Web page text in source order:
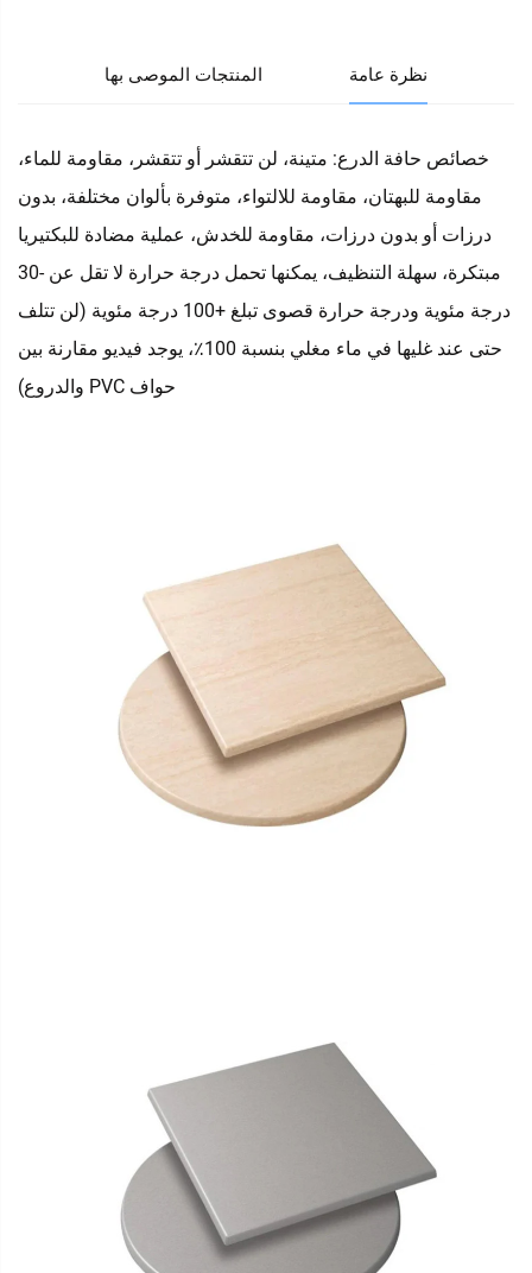
نظرة عامة المنتجات الموصى بها
خصائص حافة الدرع: متينة، لن تتقشر أو تتقشر، مقاومة للماء،
مقاومة للبهتان، مقاومة للالتواء، متوفرة بألوان مختلفة، بدون
درزات أو بدون درزات، مقاومة للخدش، عملية مضادة للبكتيريا
مبتكرة، سهلة التنظيف، يمكنها تحمل درجة حرارة لا تقل عن -30
درجة مئوية ودرجة حرارة قصوى تبلغ +100 درجة مئوية (لن تتلف
حتى عند غليها في ماء مغلي بنسبة 100٪، يوجد فيديو مقارنة بين
حواف PVC والدروع)